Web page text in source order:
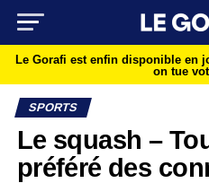
Le Gorafi est enfin disponible en
on tue
SPORTS
Le squash –
préféré des